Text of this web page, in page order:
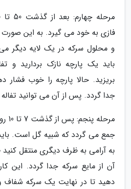
فازی به خود می گیرد. به این صورت
و محلول سرکه در یک لایه دیگر
باید یک پارچه نازک بردارید و
بریزید. حالا پارچه را خوب فشار
جدا گردد. پس از آن می توانید تفاله
جمع می گردد که شبیه گل است.
به آرامی به ظرف دیگری منتقل
آن از مایع سرکه جدا گردد. این
دهید تا در نهایت یک سرکه شفاف